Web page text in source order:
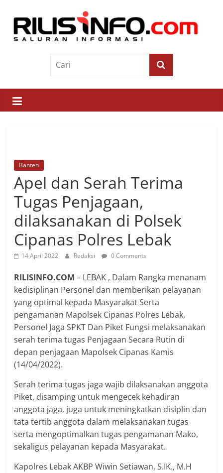
contentRilis
Saluran
Informasi
Banten
Apel dan Serah Terima
Tugas Penjagaan,
dilaksanakan di Polsek
Cipanas Polres Lebak
14 April 2022 Redaksi 0 Comments
RILISINFO.COM – LEBAK , Dalam Rangka menanam
kedisiplinan Personel dan memberikan pelayanan
yang optimal kepada Masyarakat Serta
pengamanan Mapolsek Cipanas Polres Lebak,
Personel Jaga SPKT Dan Piket Fungsi melaksanakan
serah terima tugas Penjagaan Secara Rutin di
depan penjagaan Mapolsek Cipanas Kamis
(14/04/2022).
Serah terima tugas jaga wajib dilaksanakan anggota
Piket, disamping untuk mengecek kehadiran
anggota jaga, juga untuk meningkatkan disiplin dan
tata tertib anggota dalam melaksanakan tugas
serta mengoptimalkan tugas pengamanan Mako,
sekaligus pelayanan kepada Masyarakat.
Kapolres Lebak AKBP Wiwin Setiawan, S.IK., M.H